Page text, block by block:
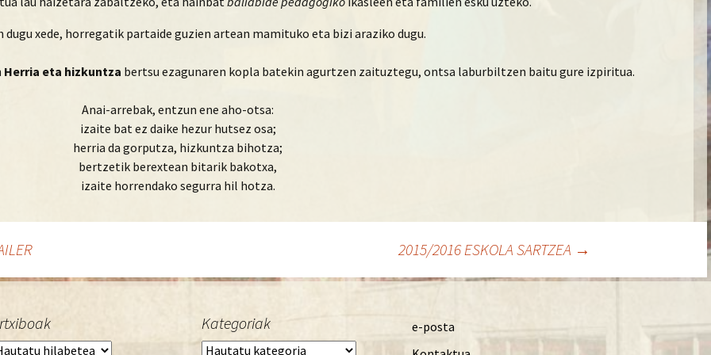
xede, horregatik partaide guzien artean mamituko eta bizi araziko dugu.
Herria eta hizkuntza bertsu ezagunaren kopla batekin agurtzen zaituztegu, ontsa laburbiltzen baitu gure izpiritua.
Anai-arrebak, entzun ene aho-otsa:
izaite bat ez daike hezur hutsez osa;
herria da gorputza, hizkuntza bihotza;
bertzetik berextean bitarik bakotxa,
izaite horrendako segurra hil hotza.
2015/2016 ESKOLA SARTZEA →
Kategoriak
Kategoriak
e-posta